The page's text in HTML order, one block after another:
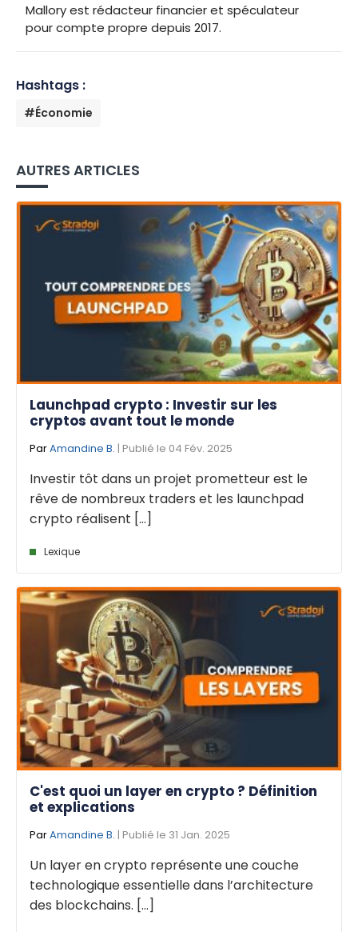
Mallory est rédacteur financier et spéculateur
pour compte propre depuis 2017.
Hashtags :
#Économie
AUTRES ARTICLES
Launchpad crypto : Investir sur les
cryptos avant tout le monde
ParAmandine B. | Publié le 04 Fév. 2025
Investir tôt dans un projet prometteur est le
rêve de nombreux traders et les launchpad
crypto réalisent [...]
Lexique
C'est quoi un layer en crypto ? Définition
et explications
ParAmandine B. | Publié le 31 Jan. 2025
Un layer en crypto représente une couche
technologique essentielle dans l’architecture
des blockchains. [...]